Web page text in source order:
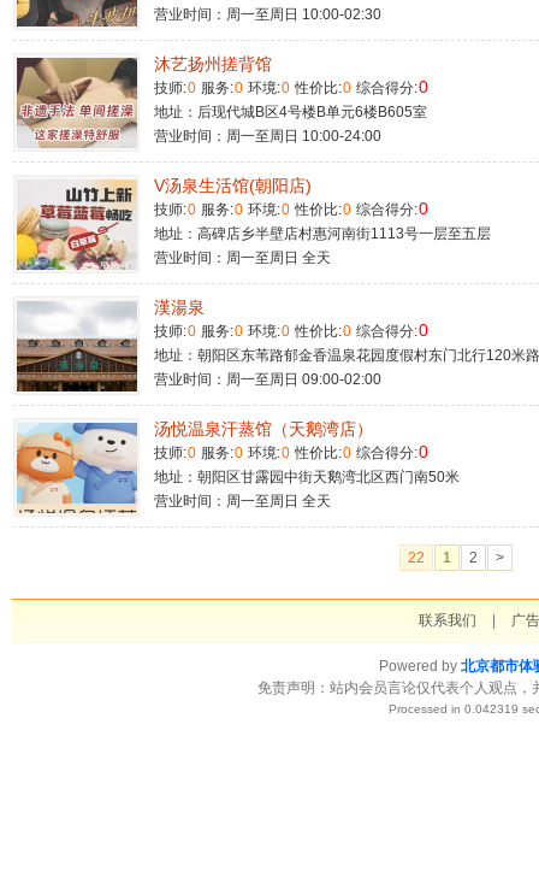
营业时间：周一至周日 10:00-02:30
沐艺扬州搓背馆
技师:0 服务:0 环境:0 性价比:0 综合得分:0
地址：后现代城B区4号楼B单元6楼B605室
营业时间：周一至周日 10:00-24:00
V汤泉生活馆(朝阳店)
技师:0 服务:0 环境:0 性价比:0 综合得分:0
地址：高碑店乡半壁店村惠河南街1113号一层至五层
营业时间：周一至周日 全天
漢湯泉
技师:0 服务:0 环境:0 性价比:0 综合得分:0
地址：朝阳区东苇路郁金香温泉花园度假村东门北行120米
营业时间：周一至周日 09:00-02:00
汤悦温泉汗蒸馆（天鹅湾店）
技师:0 服务:0 环境:0 性价比:0 综合得分:0
地址：朝阳区甘露园中街天鹅湾北区西门南50米
营业时间：周一至周日 全天
22 1 2 >
联系我们 广
Powered by 北京都市体
免责声明：站内会员言论仅代表个人观点
Processed in 0.042319